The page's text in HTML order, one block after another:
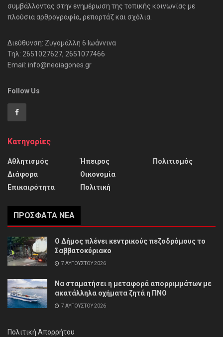
συμβάλλοντας στην ενημέρωση της τοπικής κοινωνίας με
πλούσια αρθρογραφία, ρεπορτάζ και σχόλια.
Διεύθυνση: Ζυγομάλλη 6 Ιωάννινα
Τηλ: 2651027627, 2651077466
Email: info@neoiagones.gr
Follow Us
Κατηγορίες
Αθλητισμός
Διάφορα
Επικαιρότητα
Ήπειρος
Οικονομία
Πολιτική
Πολιτισμός
ΠΡΌΣΦΑΤΑ ΝΈΑ
Ο Δήμος πλένει κεντρικούς πεζοδρόμους το
Σαββατοκύριακο
7 ΑΥΓΟΎΣΤΟΥ 2026
Να σταματήσει η μεταφορά απορριμμάτων με
ακατάλληλα οχήματα ζητά η ΠΝΟ
7 ΑΥΓΟΎΣΤΟΥ 2026
Πολιτική Απορρήτου